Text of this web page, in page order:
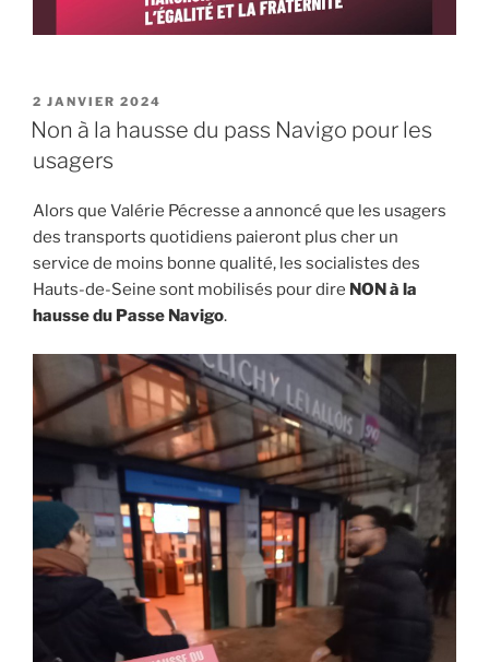
PUBLIÉ
LE
2 JANVIER 2024
Non à la hausse du pass Navigo pour les
usagers
Alors que Valérie Pécresse a annoncé que les usagers
des transports quotidiens paieront plus cher un
service de moins bonne qualité, les socialistes des
Hauts-de-Seine sont mobilisés pour dire NON à la
hausse du Passe Navigo.